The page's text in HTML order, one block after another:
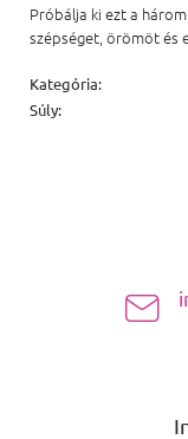
Próbálja ki ezt a
szépséget, örömöt és
Kategória:
Súly: